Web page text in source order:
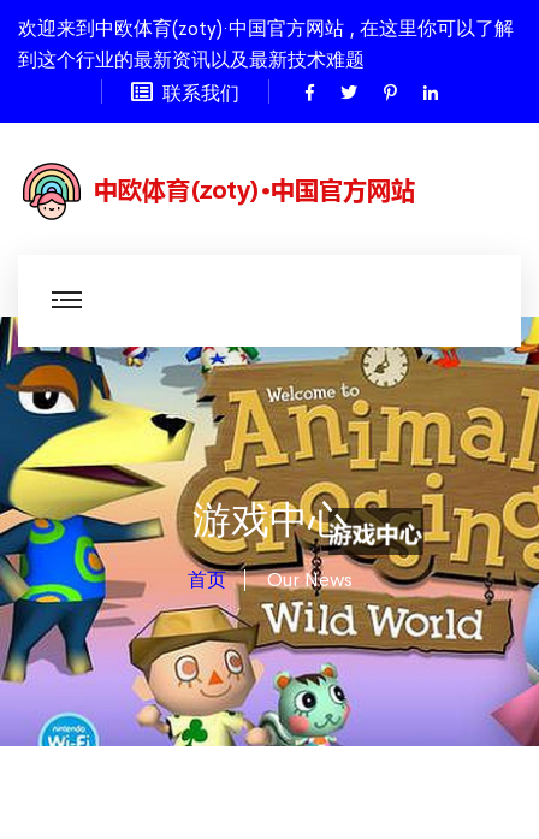
欢迎来到中欧体育(zoty)·中国官方网站 , 在这里你可以了解
到这个行业的最新资讯以及最新技术难题
联系我们
游戏中心
首页 Our News